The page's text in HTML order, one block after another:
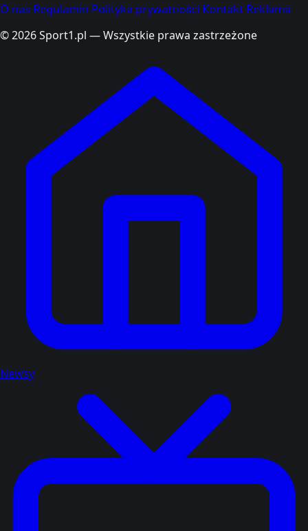
O nas Regulamin Polityka prywatności Kontakt Reklama
© 2026 Sport1.pl — Wszystkie prawa zastrzeżone
Newsy